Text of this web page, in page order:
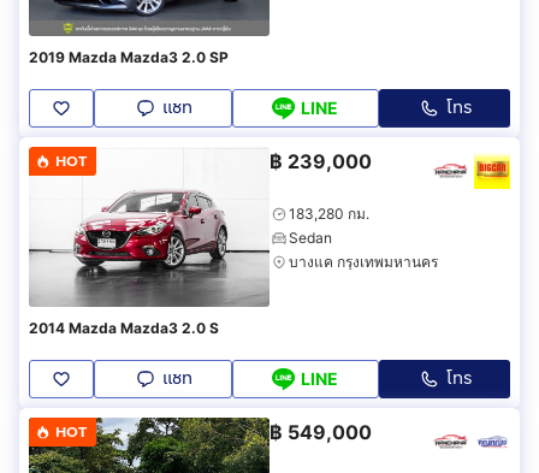
2019 Mazda Mazda3 2.0 SP
แชท LINE โทร
HOT ฿ 239,000
183,280 กม.
Sedan
บางแค กรุงเทพมหานคร
2014 Mazda Mazda3 2.0 S
แชท LINE โทร
HOT ฿ 549,000